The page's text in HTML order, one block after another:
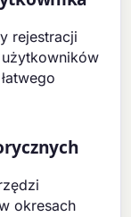
rejestracji
okresach